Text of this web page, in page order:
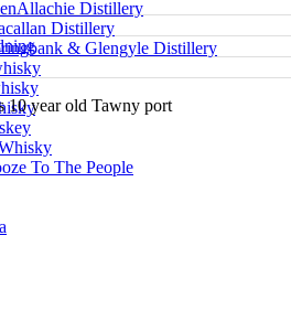
Distillery
Distillery
& Glengyle Distillery
To The People
10 year old Tawny port